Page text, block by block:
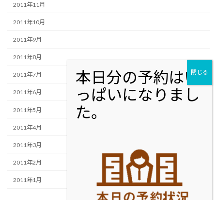
2011年11月
2011年10月
2011年9月
2011年8月
2011年7月
2011年6月
2011年5月
2011年4月
2011年3月
2011年2月
2011年1月